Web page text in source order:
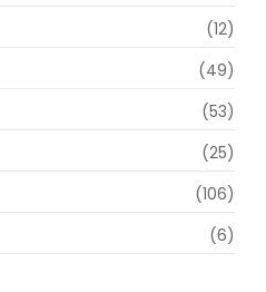
(12)
(49)
(53)
(25)
(106)
(6)